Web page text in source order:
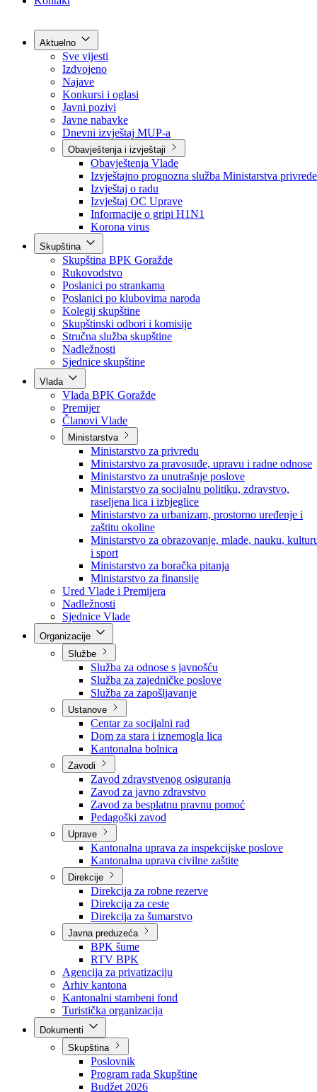
Kontakt
Aktuelno
Sve vijesti
Izdvojeno
Najave
Konkursi i oglasi
Javni pozivi
Javne nabavke
Dnevni izvještaj MUP-a
Obavještenja i izvještaji
Obavještenja Vlade
Izvještajno prognozna služba Ministarstva privrede
Izvještaj o radu
Izvještaj OC Uprave
Informacije o gripi H1N1
Korona virus
Skupština
Skupština BPK Goražde
Rukovodstvo
Poslanici po strankama
Poslanici po klubovima naroda
Kolegij skupštine
Skupštinski odbori i komisije
Stručna služba skupštine
Nadležnosti
Sjednice skupštine
Vlada
Vlada BPK Goražde
Premijer
Članovi Vlade
Ministarstva
Ministarstvo za privredu
Ministarstvo za pravosuđe, upravu i radne odnose
Ministarstvo za unutrašnje poslove
Ministarstvo za socijalnu politiku, zdravstvo,
raseljena lica i izbjeglice
Ministarstvo za urbanizam, prostorno uređenje i
zaštitu okoline
Ministarstvo za obrazovanje, mlade, nauku,
i sport
Ministarstvo za boračka pitanja
Ministarstvo za finansije
Ured Vlade i Premijera
Nadležnosti
Sjednice Vlade
Službe
Služba za odnose s javnošću
Služba za zajedničke poslove
Služba za zapošljavanje
Ustanove
Centar za socijalni rad
Dom za stara i iznemogla lica
Kantonalna bolnica
Zavodi
Zavod zdravstvenog osiguranja
Zavod za javno zdravstvo
Zavod za besplatnu pravnu pomoć
Pedagoški zavod
Uprave
Kantonalna uprava za inspekcijske poslove
Kantonalna uprava civilne zaštite
Direkcije
Direkcija za robne rezerve
Direkcija za ceste
Direkcija za šumarstvo
Javna preduzeća
BPK šume
RTV BPK
Agencija za privatizaciju
Arhiv kantona
Kantonalni stambeni fond
Turistička organizacija
Skupština